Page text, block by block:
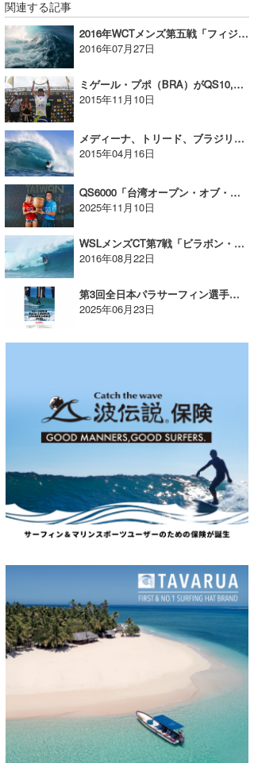
関連する記事
2016年WCTメンズ第五戦「フィジー・プロ」BS-1にて8/2（火）午後7時より放送！
2016年07月27日
ミゲール・プポ（BRA）がQS10,000で優勝して、QSランキング4位でリクオリファイを固める
2015年11月10日
メディーナ、トリード、ブラジリアン・ストームが次々と敗退。番狂わせ続出の波乱のラウンド2
2015年04月16日
QS6000「台湾オープン・オブ・サーフィン」波伝説ライダー野中美波が3位でフィニッシュ！
2025年11月10日
WSLメンズCT第7戦「ビラボン・プロ・タヒチ」グッドコンディションで開幕。ウィルコはR2へ。
2016年08月22日
第3回全日本パラサーフィン選手権大会、三重・国府の浜で開催！
2025年06月23日
たっちー
ハンマー
まっきー
三輪予報士
小川予報士
上田純子
上條将美
唐澤予報士
SancheZ
ゴン
予報士 hiro.
banpaku
Mr.K
chappy